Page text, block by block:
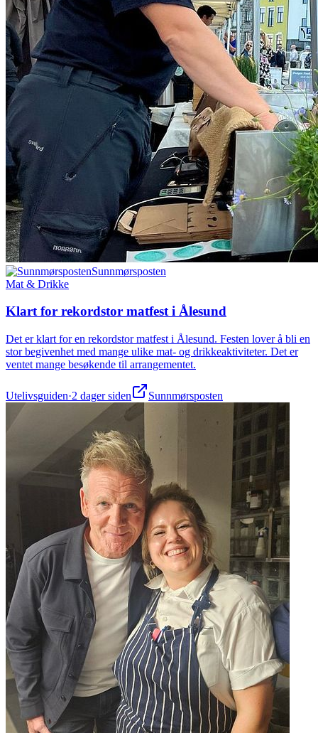
Sunnmørsposten
Mat & Drikke
Klart for rekordstor matfest i Ålesund
Det er klart for en rekordstor matfest i Ålesund. Festen lover å bli en
stor begivenhet med mange ulike mat- og drikkeaktiviteter. Det er
ventet mange besøkende til arrangementet.
Utelivsguiden·2 dager siden Sunnmørsposten